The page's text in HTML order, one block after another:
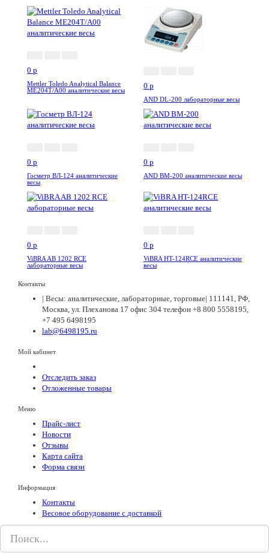
0 p
Mettler Toledo Analytical Balance
ME204T/A00 аналитические весы
0 p
AND DL-200 лабораторные весы
0 p
Госметр ВЛ-124 аналитические
весы
0 p
AND BM-200 аналитические весы
0 p
ViBRA AB 1202 RCE
лабораторные весы
0 p
ViBRA HT-124RCE аналитические
весы
Контакты
| Весы: аналитические, лабораторные, торговые| 111141, РФ,
Москва, ул. Плеханова 17 офис 304 телефон +8 800 5558195,
+7 495 6498195
lab@6498195.ru
Мой кабинет
Отследить заказ
Отложенные товары
Меню
Прайс-лист
Новости
Отзывы
Карта сайта
Форма связи
Информация
Контакты
Весовое оборудование с доставкой